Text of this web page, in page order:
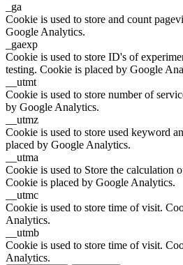
_ga
Cookie is used to store and count
Google Analytics.
_gaexp
Cookie is used to store ID's of
testing. Cookie is placed by Google
__utmt
Cookie is used to store number of
by Google Analytics.
__utmz
Cookie is used to store used keyword
placed by Google Analytics.
__utma
Cookie is used to Store the calculation
Cookie is placed by Google Analytics.
__utmc
Cookie is used to store time of visit.
Analytics.
__utmb
Cookie is used to store time of visit.
Analytics.